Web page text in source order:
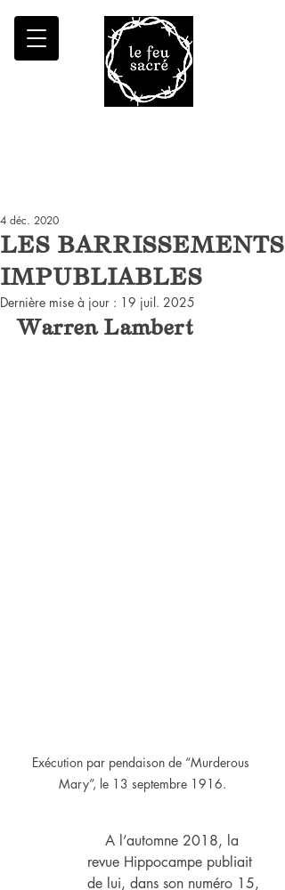
LES BARRISSEMENTS
IMPUBLIABLES
4 déc. 2020
Dernière mise à jour : 19 juil. 2025
Warren Lambert
Exécution par pendaison de “Murderous
Mary”, le 13 septembre 1916.
A l’automne 2018, la
revue Hippocampe publiait
de lui, dans son numéro 15,